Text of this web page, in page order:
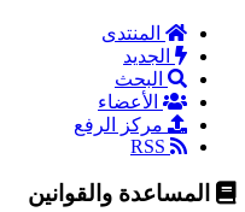
المنتدى
الجديد
البحث
الأعضاء
مركز الرفع
المساعدة والقوانين